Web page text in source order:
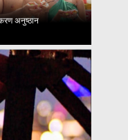
अनुष्ठान